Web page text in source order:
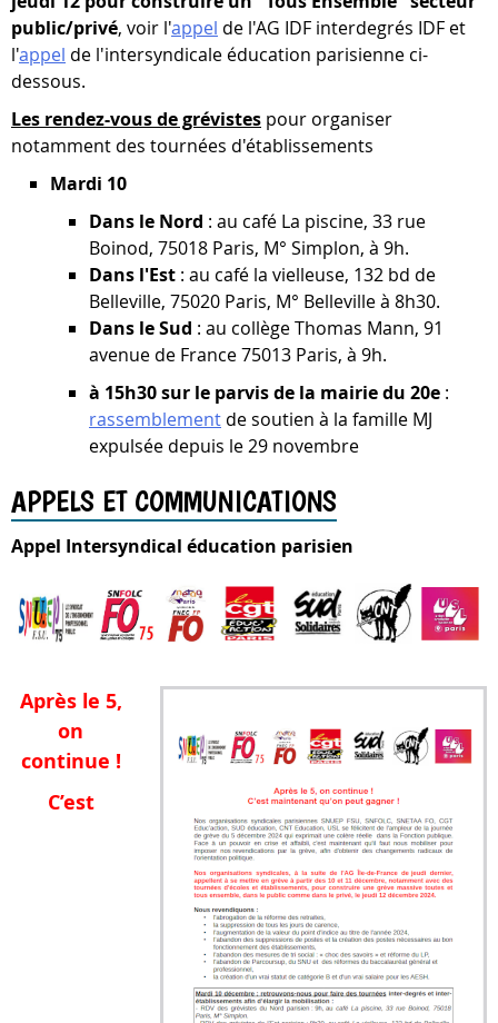
public/privé, voir l'appel de l'AG IDF interdegrés IDF et
l'appel de l'intersyndicale éducation parisienne ci-
dessous.
Les rendez-vous de grévistes pour organiser
notamment des tournées d'établissements
Mardi 10
Dans le Nord : au café La piscine, 33 rue
Boinod, 75018 Paris, M° Simplon, à 9h.
Dans l'Est : au café la vielleuse, 132 bd de
Belleville, 75020 Paris, M° Belleville à 8h30.
Dans leSud : au collège Thomas Mann, 91
avenue de France 75013 Paris, à 9h.
à 15h30 sur le parvis de la mairie du 20e :
rassemblement de soutien à la famille MJ
expulsée depuis le 29 novembre
APPELS ET COMMUNICATIONS
Appel Intersyndical éducation parisien
Après le 5,
on
continue !
C’est